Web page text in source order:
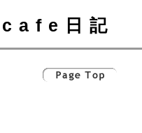
cafe日記